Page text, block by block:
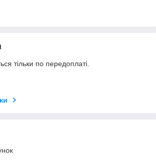
тільки по передоплаті.